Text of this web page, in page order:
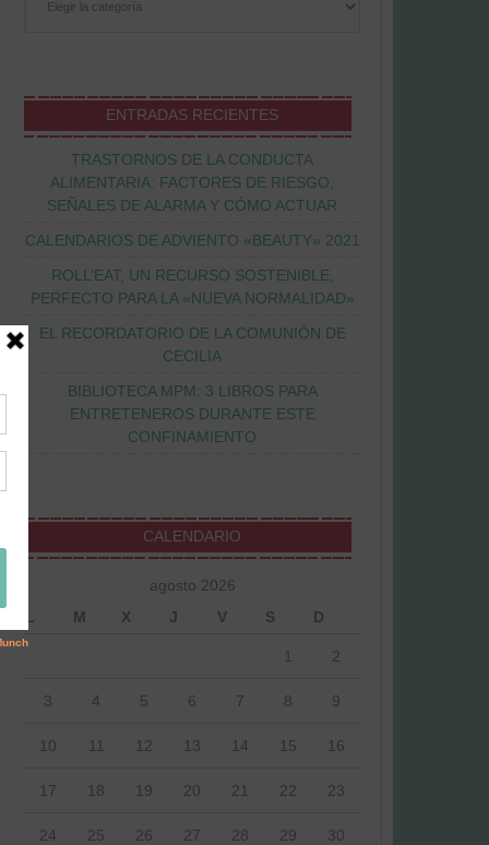
ENTRADAS RECIENTES
TRASTORNOS DE LA CONDUCTA
ALIMENTARIA: FACTORES DE RIESGO,
SEÑALES DE ALARMA Y CÓMO ACTUAR
CALENDARIOS DE ADVIENTO «BEAUTY» 2021
ROLL’EAT, UN RECURSO SOSTENIBLE,
PERFECTO PARA LA «NUEVA NORMALIDAD»
EL RECORDATORIO DE LA COMUNIÓN DE
CECILIA
BIBLIOTECA MPM: 3 LIBROS PARA
ENTRETENEROS DURANTE ESTE
CONFINAMIENTO
CALENDARIO
agosto 2026
M X J V S D
1 2
3 4 5 6 7 8 9
10 11 12 13 14 15 16
17 18 19 20 21 22 23
24 25 26 27 28 29 30